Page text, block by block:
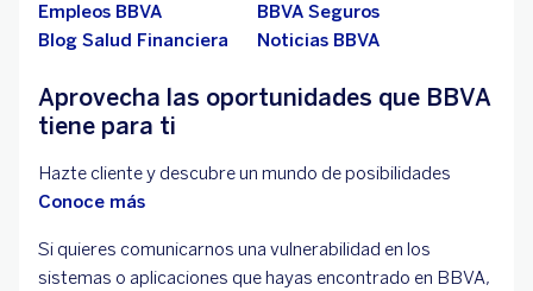
Empleos BBVA
BBVA Seguros
Blog Salud Financiera
Noticias BBVA
Aprovecha las oportunidades que BBVA
tiene para ti
Hazte cliente y descubre un mundo de posibilidades
Conoce más
Si quieres comunicarnos una vulnerabilidad en los
sistemas o aplicaciones que hayas encontrado en BBVA,